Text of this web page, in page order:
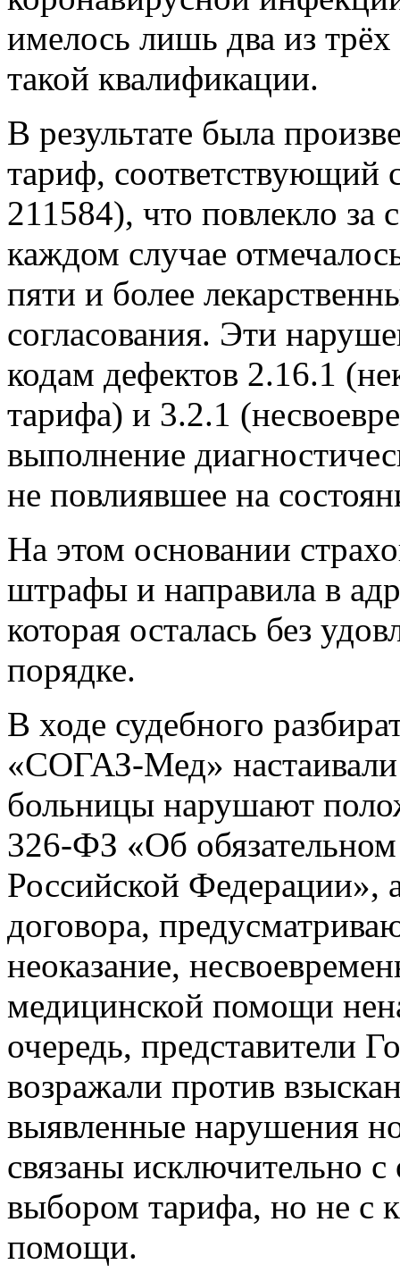
имелось лишь два из
такой квалификации.
В результате была
тариф, соответствующий
211584), что повлекло за
каждом случае
пяти и более
согласования. Эти
кодам дефектов 2.16.1
тарифа) и 3.2.1
выполнение
не повлиявшее на
На этом основании
штрафы и направила в
которая осталась без
порядке.
В ходе судебного
«СОГАЗ-Мед» настаивали
больницы нарушают
326-ФЗ «Об
Российской Федерации»,
договора,
неоказание,
медицинской помощи
очередь, представители
возражали против
выявленные нарушения
связаны исключительно
выбором тарифа, но не с
помощи.